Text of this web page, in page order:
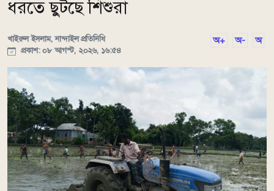
ধরতে ছুটছে শিশুরা
খাইরুল ইসলাম, নান্দাইল প্রতিনিধি
প্রকাশ: ০৮ আগস্ট, ২০২৬, ১৬:৫৪
অ+ অ- অ